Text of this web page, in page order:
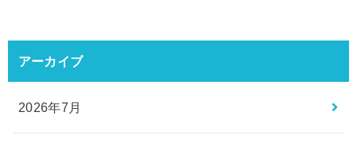
アーカイブ
2026年7月